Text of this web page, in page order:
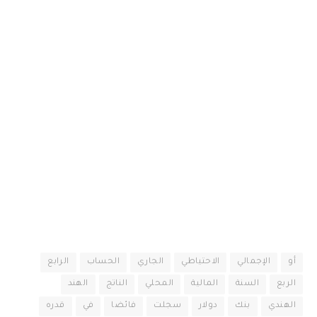
أو الإجمالي الاحتياطي الجاري الحساب الرابع
الربع السنة المالية المحلي الناتج الهند
الهندي بنك دولار سجلت فائضا في قدره